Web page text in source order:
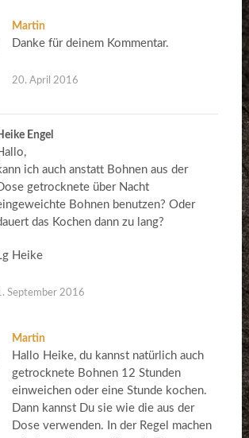
Martin
Danke für deinem Kommentar.
20. April 2016
Engel
ich auch anstatt Bohnen aus der
getrocknete über Nacht
Bohnen benutzen? Oder
das Kochen dann zu lang?
Heike
September 2016
Martin
Hallo Heike, du kannst natürlich auch
getrocknete Bohnen 12 Stunden
einweichen oder eine Stunde kochen.
Dann kannst Du sie wie die aus der
Dose verwenden. In der Regel machen